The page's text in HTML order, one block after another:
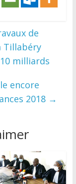
de
Tillabéry
milliards
encore
2018 →